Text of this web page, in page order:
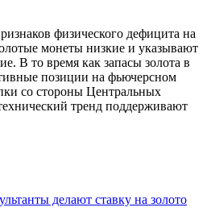
физического дефицита на
монеты низкие и указывают
В то время как запасы золота в
позиции на фьючерсном
со стороны Центральных
тренд поддерживают
делают ставку на золото